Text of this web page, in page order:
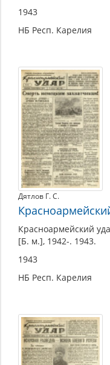
1943
НБ Респ. Карелия
Дятлов Г. С.
Красноармейский
[Б. м.], 1942-. 1943.
1943
НБ Респ. Карелия